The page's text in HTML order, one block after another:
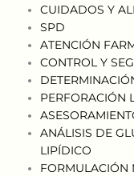
CUIDADOS Y
SPD
ATENCIÓN
CONTROL Y
PERFORACIÓN
ANÁLISIS DE
LIPÍDICO
FORMULACIÓN